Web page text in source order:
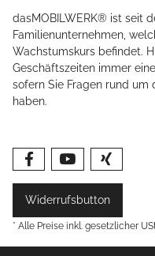
dasMOBILWERK® ist seit
Familienunternehmen,
Wachstumskurs befindet.
Geschäftszeiten immer
sofern Sie Fragen rund um
haben.
Widerrufsbutton
* Alle Preise inkl. gesetzlicher